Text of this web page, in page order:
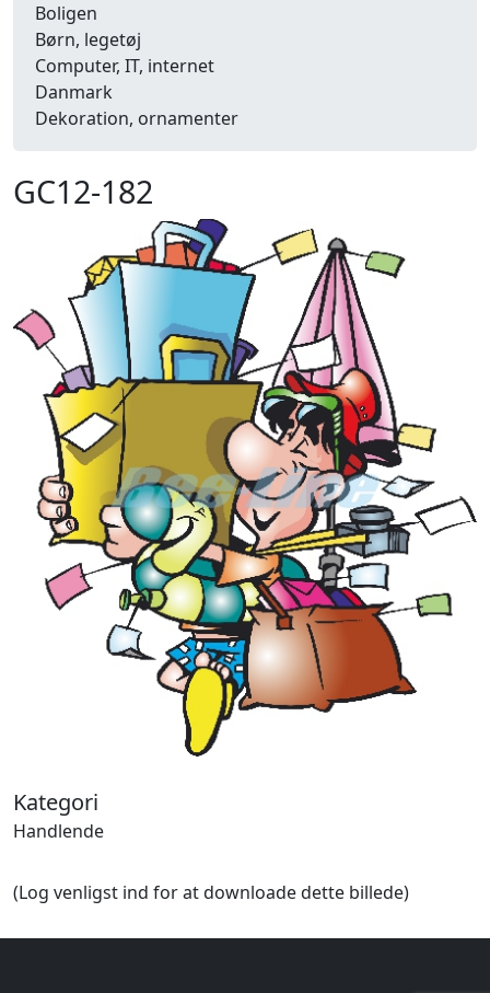
Boligen
Børn, legetøj
Computer, IT, internet
Danmark
Dekoration, ornamenter
Efterår
Energi, miljø, økologi
Fænomener, begreber
Fastelavn, karneval
Ferie, rejser
Fiskeri
Fly, luftfart
Folkeslag
Forår
Fritid, hobby
Frugt, grønt
Halloween
Håndværk
Haven
Huse, bygninger
Jagt
Kærlighed, bryllup
Kommunikation, nyhedsformidling
Lyd, billede
Mad, drikke
Marked, kræmmere
Mennesker
Nationalflag, verdenskort
GC12-182
Kategori
Handlende
(Log venligst ind for at downloade dette billede)